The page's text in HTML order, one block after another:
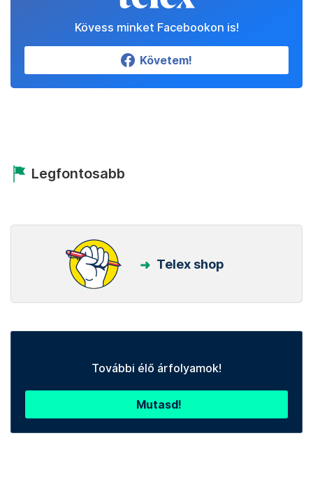
Kövess minket Facebookon is!
Követem!
Legfontosabb
Telex shop
További élő árfolyamok!
Mutasd!